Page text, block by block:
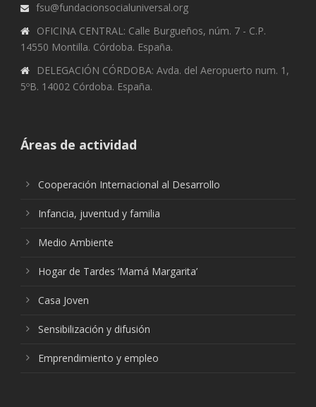
fsu@fundacionsocialuniversal.org
OFICINA CENTRAL: Calle Burgueños, núm. 7 - C.P.
14550 Montilla. Córdoba. España.
DELEGACIÓN CÓRDOBA: Avda. del Aeropuerto num. 1,
5ºB. 14002 Córdoba. España.
Áreas de actividad
Cooperación Internacional al Desarrollo
Infancia, juventud y familia
Medio Ambiente
Hogar de Tardes ‘Mamá Margarita’
Casa Joven
Sensibilización y difusión
Emprendimiento y empleo